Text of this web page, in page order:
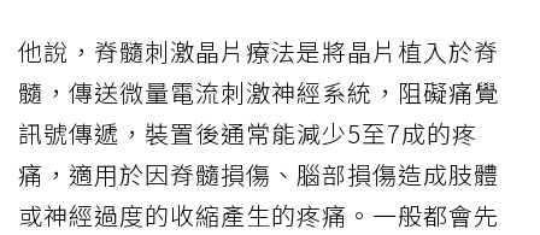
他說，脊髓刺激晶片療法是將晶片植入於脊
髓，傳送微量電流刺激神經系統，阻礙痛覺
訊號傳遞，裝置後通常能減少5至7成的疼
痛，適用於因脊髓損傷、腦部損傷造成肢體
或神經過度的收縮產生的疼痛。一般都會先